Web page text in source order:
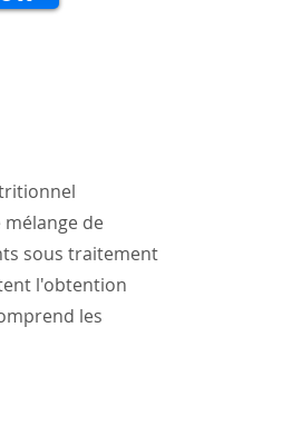
de
sous traitement
l'obtention
les